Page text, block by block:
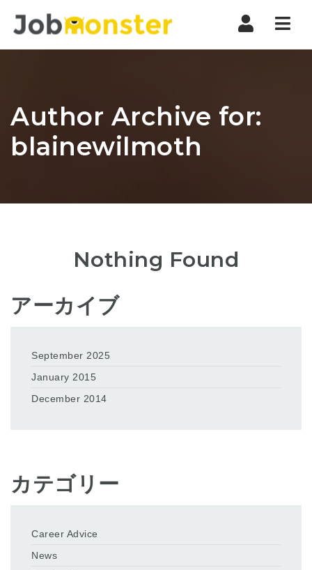
Author Archive for:
blainewilmoth
Nothing Found
アーカイブ
September 2025
January 2015
December 2014
カテゴリー
Career Advice
News